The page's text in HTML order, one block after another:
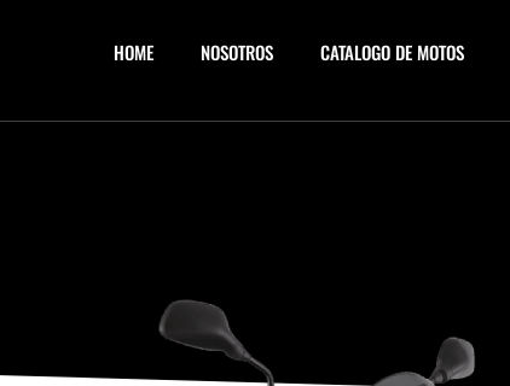
HOME NOSOTROS CATALOGO DE MOTOS